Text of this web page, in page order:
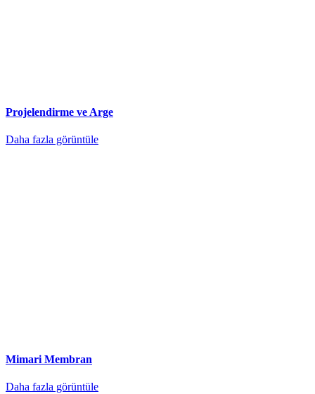
Projelendirme ve Arge
Daha fazla görüntüle
Mimari Membran
Daha fazla görüntüle